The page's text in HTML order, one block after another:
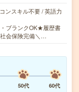
ンスキル不要 / 英語力
ブランクOK★履歴書
会保険完備＼…
50代
60代